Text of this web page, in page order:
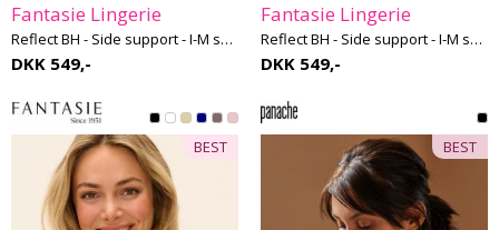
Fantasie Lingerie
Reflect BH - Side support - I-M skål
DKK 549,-
Fantasie Lingerie
Reflect BH - Side support - I-M skål
DKK 549,-
BEST BEST